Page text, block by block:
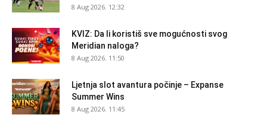
8 Aug 2026. 12:32
KVIZ: Da li koristiš sve mogućnosti svog
Meridian naloga?
8 Aug 2026. 11:50
Ljetnja slot avantura počinje – Expanse
Summer Wins
8 Aug 2026. 11:45